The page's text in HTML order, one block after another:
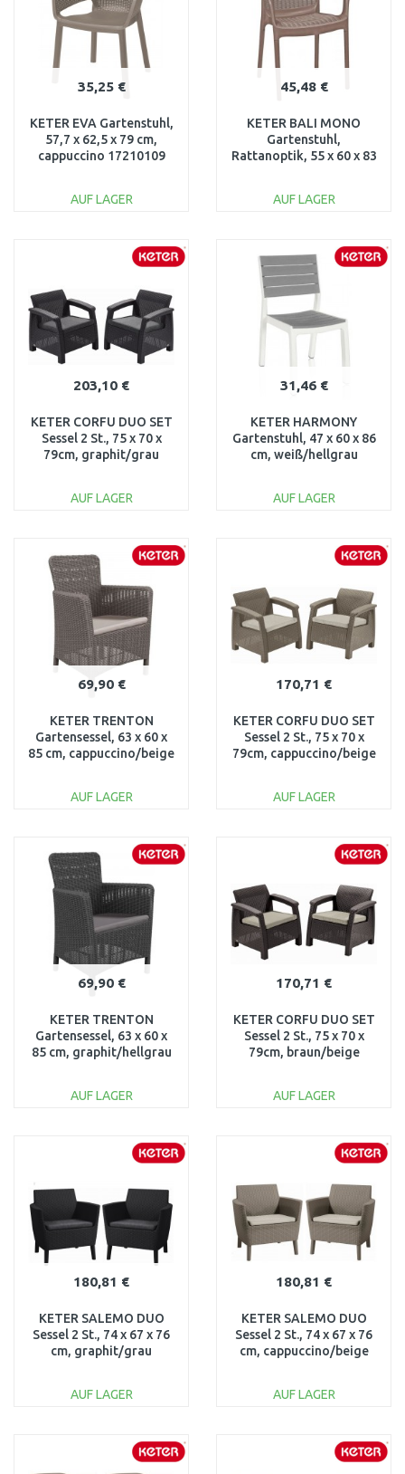
35,25 €
KETER EVA Gartenstuhl,
57,7 x 62,5 x 79 cm,
cappuccino 17210109
AUF LAGER
WARENKORB
45,48 €
KETER BALI MONO
Gartenstuhl,
Rattanoptik, 55 x 60 x 83
AUF LAGER
WARENKORB
Vergleichen
203,10 €
KETER CORFU DUO SET
Sessel 2 St., 75 x 70 x
79cm, graphit/grau
AUF LAGER
WARENKORB
Vergleichen
31,46 €
KETER HARMONY
Gartenstuhl, 47 x 60 x 86
cm, weiß/hellgrau
AUF LAGER
WARENKORB
69,90 €
KETER TRENTON
Gartensessel, 63 x 60 x
85 cm, cappuccino/beige
AUF LAGER
WARENKORB
Vergleichen
170,71 €
KETER CORFU DUO SET
Sessel 2 St., 75 x 70 x
79cm, cappuccino/beige
AUF LAGER
WARENKORB
69,90 €
KETER TRENTON
Gartensessel, 63 x 60 x
85 cm, graphit/hellgrau
AUF LAGER
WARENKORB
170,71 €
KETER CORFU DUO SET
Sessel 2 St., 75 x 70 x
79cm, braun/beige
AUF LAGER
WARENKORB
180,81 €
KETER SALEMO DUO
Sessel 2 St., 74 x 67 x 76
cm, graphit/grau
AUF LAGER
WARENKORB
Vergleichen
180,81 €
KETER SALEMO DUO
Sessel 2 St., 74 x 67 x 76
cm, cappuccino/beige
AUF LAGER
WARENKORB